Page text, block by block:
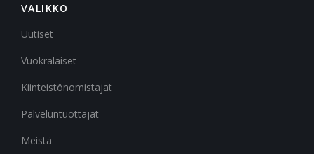
VALIKKO
Uutiset
Vuokralaiset
Kiinteistönomistajat
Palveluntuottajat
Meistä